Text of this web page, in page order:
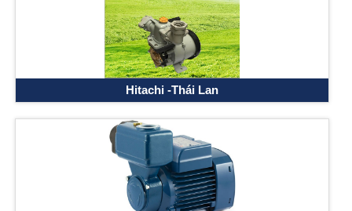
Hitachi -Thái Lan